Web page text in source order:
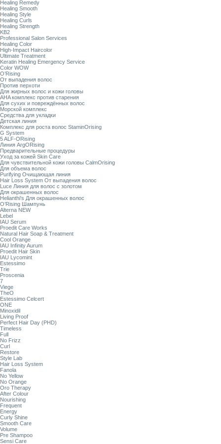
Healing Remedy
Healing Smooth
Healing Style
Healing Curls
Healing Strength
KB2
Professional Salon Services
Healing Color
High-Impact Haircolor
Ultimate Treatment
Keratin Healing Emergency Service
Color WOW
O’Rising
От выпадения волос
Против перхоти
Для жирных волос и кожи головы
AHA комплекс против старения
Для сухих и повреждённых волос
Морской комплекс
Средства для укладки
Детская линия
Комплекс для роста волос StaminOrising
G System
5 ALF-ORising
Линия ArgORising
Предварительные процедуры
Уход за кожей Skin Care
Для чувствительной кожи головы CalmOrising
Для объема волос
Purifying Очищающая линия
Hair Loss System От выпадения волос
Luce Линия для волос с золотом
Для окрашенных волос
Helianthi's Для окрашенных волос
O’Rising Шампунь
Alterna NEW
Lebel
IAU Serum
Proedit Care Works
Natural Hair Soap & Treatment
Cool Orange
IAU Infinity Aurum
Proedit Hair Skin
IAU Lycomint
Estessimo
Trie
Proscenia
7
Viege
TheO
Estessimo Celcert
ONE
Minoxidil
Living Proof
Perfect Hair Day (PHD)
Timeless
Full
No Frizz
Curl
Restore
Style Lab
Hair Loss System
Fanola
No Yellow
No Orange
Oro Therapy
After Colour
Nourishing
Frequent
Energy
Curly Shine
Smooth Care
Volume
Pre Shampoo
Sensi Care